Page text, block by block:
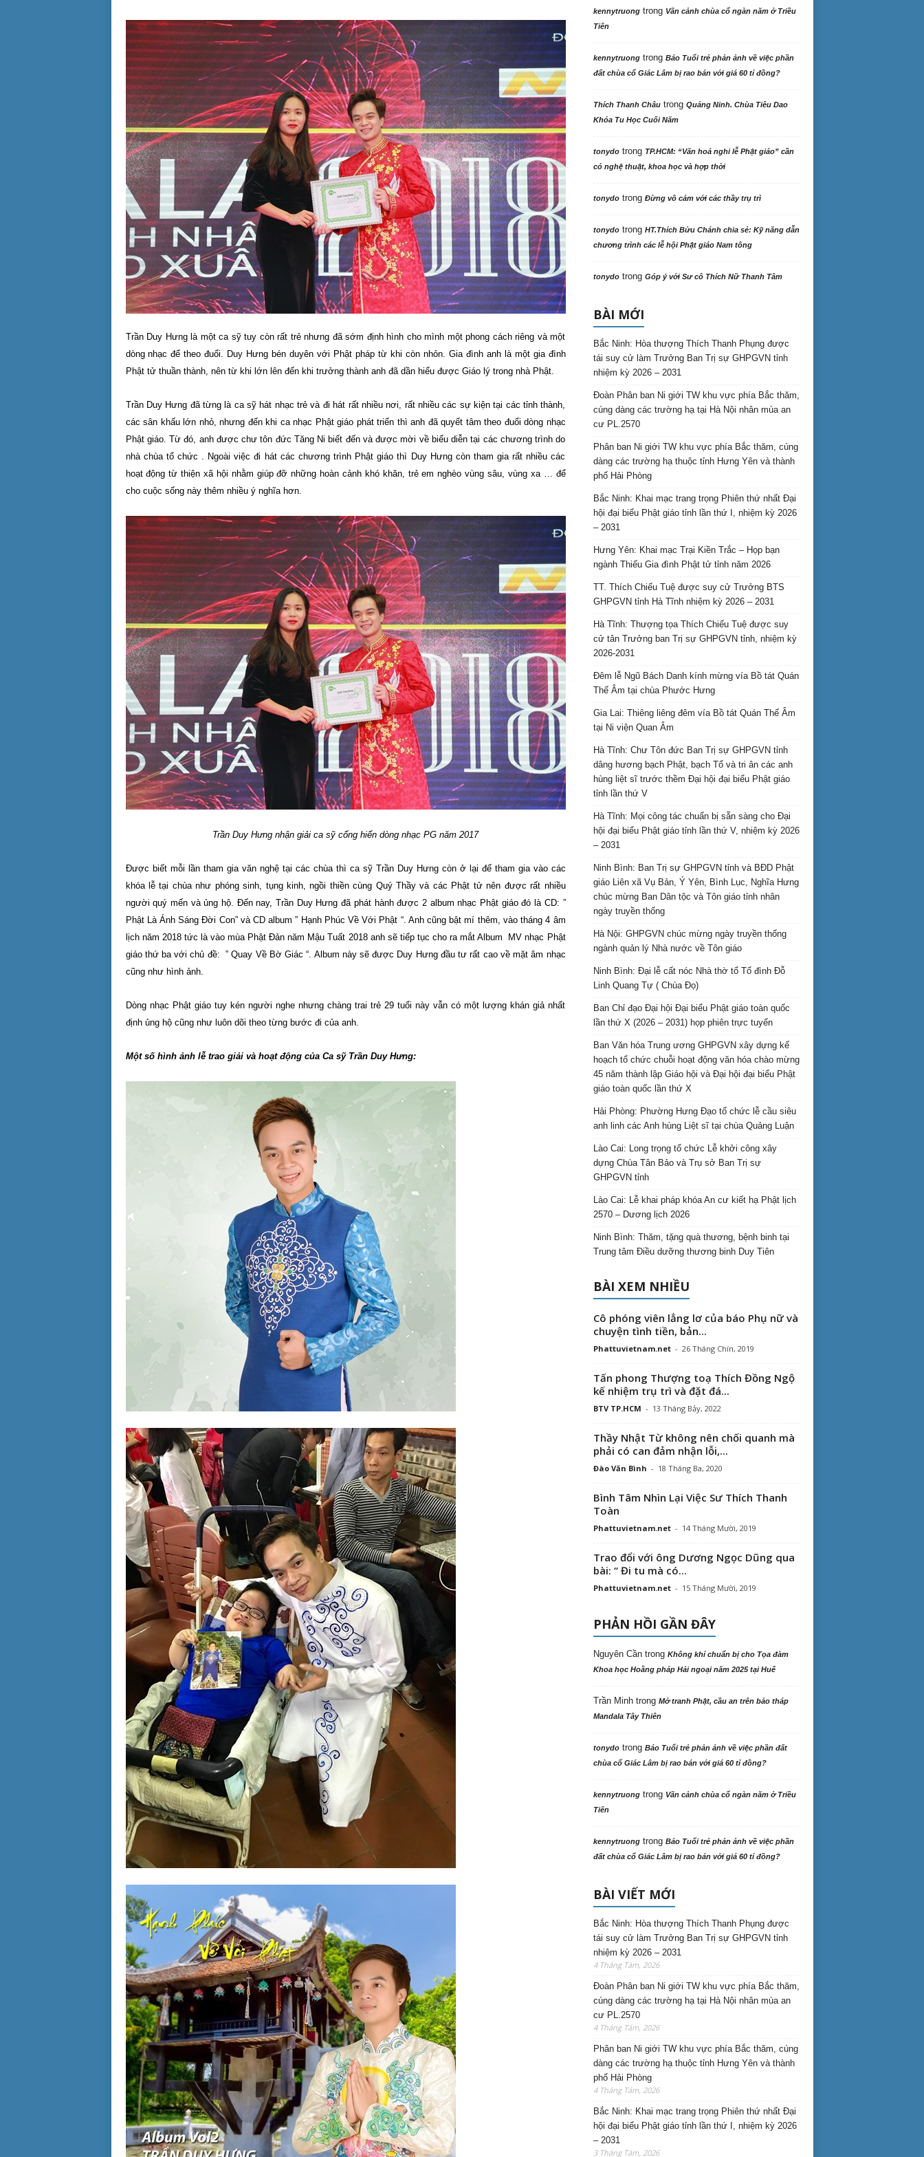
Trần Duy Hưng là một ca sỹ tuy còn rất trẻ nhưng đã sớm định hình cho mình một phong cách riêng và một
dòng nhạc để theo đuổi. Duy Hưng bén duyên với Phật pháp từ khi còn nhỏn. Gia đình anh là một gia đình
Phật tử thuần thành, nên từ khi lớn lên đến khi trưởng thành anh đã dần hiểu được Giáo lý trong nhà Phật.
Trần Duy Hưng đã từng là ca sỹ hát nhạc trẻ và đi hát rất nhiều nơi, rất nhiều các sự kiện tại các tỉnh thành,
các sân khấu lớn nhỏ, nhưng đến khi ca nhạc Phật giáo phát triển thì anh đã quyết tâm theo đuổi dòng nhạc
Phật giáo. Từ đó, anh được chư tôn đức Tăng Ni biết đến và được mời về biểu diễn tại các chương trình do
nhà chùa tổ chức . Ngoài việc đi hát các chương trình Phật giáo thì Duy Hưng còn tham gia rất nhiều các
hoạt động từ thiện xã hội nhằm giúp đỡ những hoàn cảnh khó khăn, trẻ em nghèo vùng sâu, vùng xa … để
cho cuộc sống này thêm nhiều ý nghĩa hơn.
Trần Duy Hưng nhận giải ca sỹ cống hiến dòng nhạc PG năm 2017
Được biết mỗi lần tham gia văn nghệ tại các chùa thì ca sỹ Trần Duy Hưng còn ở lại để tham gia vào các
khóa lễ tại chùa như phóng sinh, tụng kinh, ngồi thiền cùng Quý Thầy và các Phật tử nên được rất nhiều
người quý mến và ủng hộ. Đến nay, Trần Duy Hưng đã phát hành được 2 album nhạc Phật giáo đó là CD: ”
Phật Là Ánh Sáng Đời Con” và CD album ” Hạnh Phúc Về Với Phật “. Anh cũng bật mí thêm, vào tháng 4 âm
lịch năm 2018 tức là vào mùa Phật Đản năm Mậu Tuất 2018 anh sẽ tiếp tục cho ra mắt Album MV nhạc Phật
giáo thứ ba với chủ đề: ” Quay Về Bờ Giác “. Album này sẽ được Duy Hưng đầu tư rất cao về mặt âm nhạc
cũng như hình ảnh.
Dòng nhạc Phật giáo tuy kén người nghe nhưng chàng trai trẻ 29 tuổi này vẫn có một lượng khán giả nhất
định ủng hộ cũng như luôn dõi theo từng bước đi của anh.
Một số hình ảnh lễ trao giải và hoạt động của Ca sỹ Trần Duy Hưng:
kennytruongtrong Vãn cảnh chùa cổ ngàn năm ở Triều
Tiên
kennytruongtrong Báo Tuổi trẻ phản ảnh về việc phần
đất chùa cổ Giác Lâm bị rao bán với giá 60 tỉ đồng?
Thích Thanh Châutrong Quảng Ninh. Chùa Tiêu Dao
Khóa Tu Học Cuối Năm
tonydotrong TP.HCM: “Văn hoá nghi lễ Phật giáo” cần
có nghệ thuật, khoa học và hợp thời
tonydotrong Đừng vô cảm với các thầy trụ trì
tonydotrong HT.Thích Bửu Chánh chia sẻ: Kỹ năng dẫn
chương trình các lễ hội Phật giáo Nam tông
tonydotrong Góp ý với Sư cô Thích Nữ Thanh Tâm
BÀI MỚI
Bắc Ninh: Hòa thượng Thích Thanh Phụng được
tái suy cử làm Trưởng Ban Trị sự GHPGVN tỉnh
nhiệm kỳ 2026 – 2031
Đoàn Phân ban Ni giới TW khu vực phía Bắc thăm,
cúng dàng các trường hạ tại Hà Nội nhân mùa an
cư PL.2570
Phân ban Ni giới TW khu vực phía Bắc thăm, cúng
dàng các trường hạ thuộc tỉnh Hưng Yên và thành
phố Hải Phòng
Bắc Ninh: Khai mạc trang trọng Phiên thứ nhất Đại
hội đại biểu Phật giáo tỉnh lần thứ I, nhiệm kỳ 2026
– 2031
Hưng Yên: Khai mạc Trại Kiền Trắc – Họp bạn
ngành Thiếu Gia đình Phật tử tỉnh năm 2026
TT. Thích Chiếu Tuệ được suy cử Trưởng BTS
GHPGVN tỉnh Hà Tĩnh nhiệm kỳ 2026 – 2031
Hà Tĩnh: Thượng tọa Thích Chiếu Tuệ được suy
cử tân Trưởng ban Trị sự GHPGVN tỉnh, nhiệm kỳ
2026-2031
Đêm lễ Ngũ Bách Danh kính mừng vía Bồ tát Quán
Thế Âm tại chùa Phước Hưng
Gia Lai: Thiêng liêng đêm vía Bồ tát Quán Thế Âm
tại Ni viện Quan Âm
Hà Tĩnh: Chư Tôn đức Ban Trị sự GHPGVN tỉnh
dâng hương bạch Phật, bạch Tổ và tri ân các anh
hùng liệt sĩ trước thềm Đại hội đại biểu Phật giáo
tỉnh lần thứ V
Hà Tĩnh: Mọi công tác chuẩn bị sẵn sàng cho Đại
hội đại biểu Phật giáo tỉnh lần thứ V, nhiệm kỳ 2026
– 2031
Ninh Bình: Ban Trị sự GHPGVN tỉnh và BĐD Phật
giáo Liên xã Vụ Bản, Ý Yên, Bình Lục, Nghĩa Hưng
chúc mừng Ban Dân tộc và Tôn giáo tỉnh nhân
ngày truyền thống
Hà Nội: GHPGVN chúc mừng ngày truyền thống
ngành quản lý Nhà nước về Tôn giáo
Ninh Bình: Đại lễ cất nóc Nhà thờ tổ Tổ đình Đỗ
Linh Quang Tự ( Chùa Đọ)
Ban Chỉ đạo Đại hội Đại biểu Phật giáo toàn quốc
lần thứ X (2026 – 2031) họp phiên trực tuyến
Ban Văn hóa Trung ương GHPGVN xây dựng kế
hoạch tổ chức chuỗi hoạt động văn hóa chào mừng
45 năm thành lập Giáo hội và Đại hội đại biểu Phật
giáo toàn quốc lần thứ X
Hải Phòng: Phường Hưng Đạo tổ chức lễ cầu siêu
anh linh các Anh hùng Liệt sĩ tại chùa Quảng Luận
Lào Cai: Long trọng tổ chức Lễ khởi công xây
dựng Chùa Tân Bảo và Trụ sở Ban Trị sự
GHPGVN tỉnh
Lào Cai: Lễ khai pháp khóa An cư kiết hạ Phật lịch
2570 – Dương lịch 2026
Ninh Bình: Thăm, tặng quà thương, bệnh binh tại
Trung tâm Điều dưỡng thương binh Duy Tiên
BÀI XEM NHIỀU
Cô phóng viên lẳng lơ của báo Phụ nữ và
chuyện tình tiền, bản...
Phattuvietnam.net - 26 Tháng Chín, 2019
Tấn phong Thượng toạ Thích Đồng Ngộ
kế nhiệm trụ trì và đặt đá...
BTV TP.HCM - 13 Tháng Bảy, 2022
Thầy Nhật Từ không nên chối quanh mà
phải có can đảm nhận lỗi,...
Đào Văn Bình - 18 Tháng Ba, 2020
Bình Tâm Nhìn Lại Việc Sư Thích Thanh
Toàn
Phattuvietnam.net - 14 Tháng Mười, 2019
Trao đổi với ông Dương Ngọc Dũng qua
bài: “ Đi tu mà có...
Phattuvietnam.net - 15 Tháng Mười, 2019
PHẢN HỒI GẦN ĐÂY
Nguyên Cầntrong Không khí chuẩn bị cho Tọa đàm
Khoa học Hoằng pháp Hải ngoại năm 2025 tại Huế
Trần Minhtrong Mở tranh Phật, cầu an trên bảo tháp
Mandala Tây Thiên
tonydotrong Báo Tuổi trẻ phản ảnh về việc phần đất
chùa cổ Giác Lâm bị rao bán với giá 60 tỉ đồng?
kennytruongtrong Vãn cảnh chùa cổ ngàn năm ở Triều
Tiên
kennytruongtrong Báo Tuổi trẻ phản ảnh về việc phần
đất chùa cổ Giác Lâm bị rao bán với giá 60 tỉ đồng?
BÀI VIẾT MỚI
Bắc Ninh: Hòa thượng Thích Thanh Phụng được
tái suy cử làm Trưởng Ban Trị sự GHPGVN tỉnh
nhiệm kỳ 2026 – 2031
4 Tháng Tám, 2026
Đoàn Phân ban Ni giới TW khu vực phía Bắc thăm,
cúng dàng các trường hạ tại Hà Nội nhân mùa an
cư PL.2570
4 Tháng Tám, 2026
Phân ban Ni giới TW khu vực phía Bắc thăm, cúng
dàng các trường hạ thuộc tỉnh Hưng Yên và thành
phố Hải Phòng
4 Tháng Tám, 2026
Bắc Ninh: Khai mạc trang trọng Phiên thứ nhất Đại
hội đại biểu Phật giáo tỉnh lần thứ I, nhiệm kỳ 2026
– 2031
3 Tháng Tám, 2026